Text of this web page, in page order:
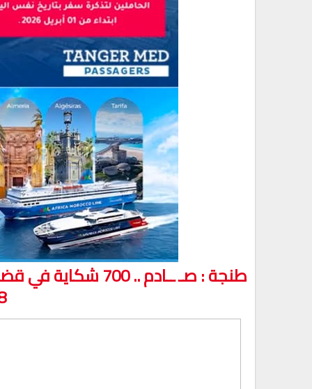
طنجة : صـ ــادم ..